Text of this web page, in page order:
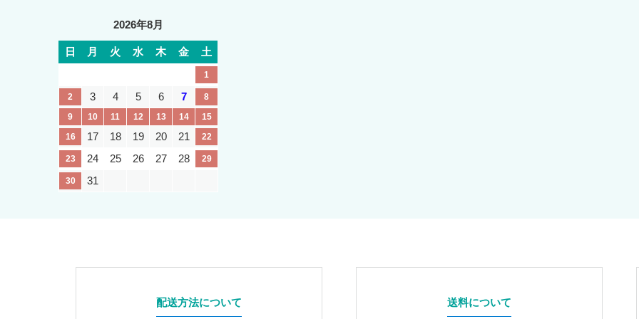
2026年8月
日 月 火 水 木 金 土
1
2 3 4 5 6 7
8
9
10 11 12 13 14
15
16
17 18 19 20 21 22
23 24 25 26 27 28 29
30 31
配送方法について 送料について